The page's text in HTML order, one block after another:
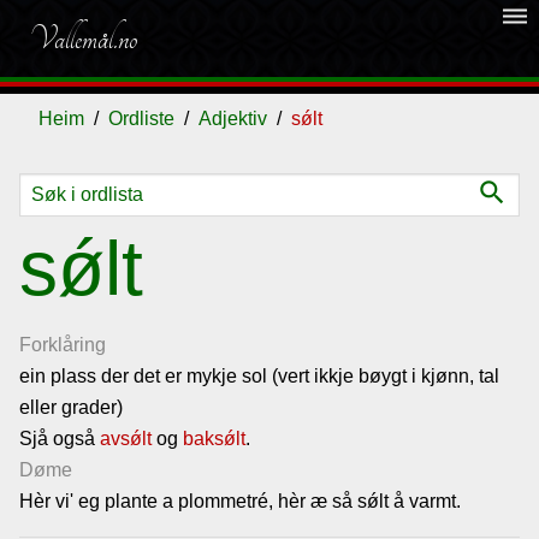
Vallemål.no
dehaze
Heim Ordliste Adjektiv sǿlt
search
sǿlt
Forklåring
ein plass der det er mykje sol (vert ikkje bøygt i kjønn, tal
eller grader)
Sjå også avsǿltog baksǿlt.
Døme
Hèr vi' eg plante a plommetré, hèr æ så sǿlt å varmt.
Ordliste
Om
vallemålet
Gjestebok
Nyhende